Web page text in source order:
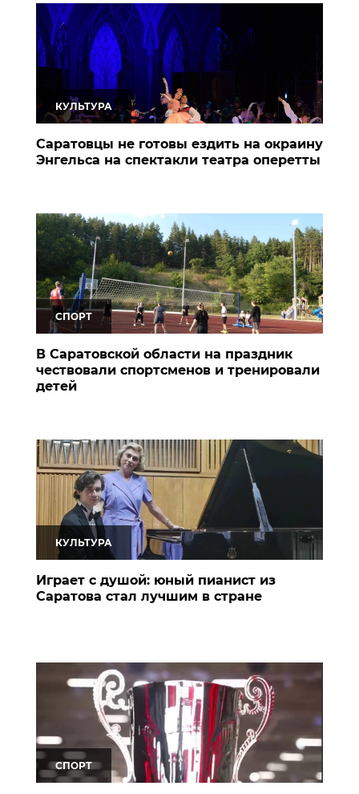
КУЛЬТУРА
Саратовцы не готовы ездить на окраину
Энгельса на спектакли театра оперетты
СПОРТ
В Саратовской области на праздник
чествовали спортсменов и тренировали
детей
КУЛЬТУРА
Играет с душой: юный пианист из
Саратова стал лучшим в стране
СПОРТ